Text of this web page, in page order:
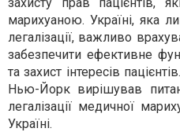
марихуаною. Україні, яка
легалізації, важливо
забезпечити ефективне
та захист інтересів
Нью-Йорк вирішував
легалізації медичної
Україні.